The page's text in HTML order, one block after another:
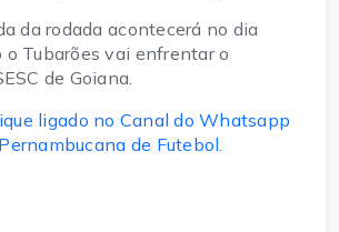
da rodada acontecerá no dia
o Tubarões vai enfrentar o
de Goiana.
ligado no Canal do Whatsapp
de Futebol.